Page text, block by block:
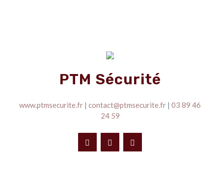
PTM Sécurité
www.ptmsecurite.fr | contact@ptmsecurite.fr | 03 89 46
24 59